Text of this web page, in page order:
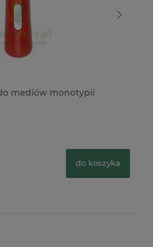
mediów monotypii
do koszyka